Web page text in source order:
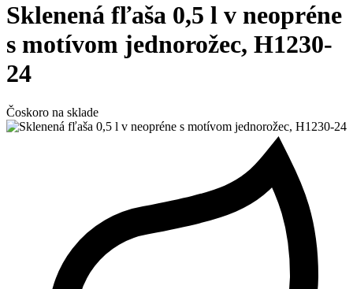
Sklenená fľaša 0,5 l v neopréne
s motívom jednorožec, H1230-
24
Čoskoro na sklade